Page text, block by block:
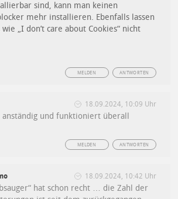
sind, kann man keinen
mehr installieren. Ebenfalls lassen
„I don’t care about Cookies“ nicht
ANTWORTEN
MELDEN
18.09.2024, 10:09 Uhr
anständig und funktioniert überall
ANTWORTEN
MELDEN
18.09.2024, 10:42 Uhr
hat schon recht … die Zahl der